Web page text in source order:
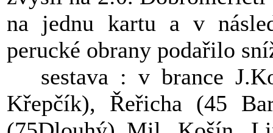
na jednu kartu a v
perucké obrany podařilo
sestava : v brance
Křepčík), Řeřicha (45